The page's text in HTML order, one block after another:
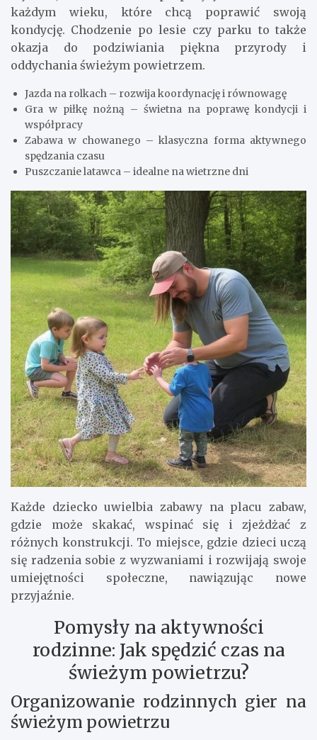
każdym wieku, które chcą poprawić swoją
kondycję. Chodzenie po lesie czy parku to także
okazja do podziwiania piękna przyrody i
oddychania świeżym powietrzem.
Jazda na rolkach – rozwija koordynację i równowagę
Gra w piłkę nożną – świetna na poprawę kondycji i
współpracy
Zabawa w chowanego – klasyczna forma aktywnego
spędzania czasu
Puszczanie latawca – idealne na wietrzne dni
Każde dziecko uwielbia zabawy na placu zabaw,
gdzie może skakać, wspinać się i zjeżdżać z
różnych konstrukcji. To miejsce, gdzie dzieci uczą
się radzenia sobie z wyzwaniami i rozwijają swoje
umiejętności społeczne, nawiązując nowe
przyjaźnie.
Pomysły na aktywności
rodzinne: Jak spędzić czas na
świeżym powietrzu?
Organizowanie rodzinnych gier na
świeżym powietrzu